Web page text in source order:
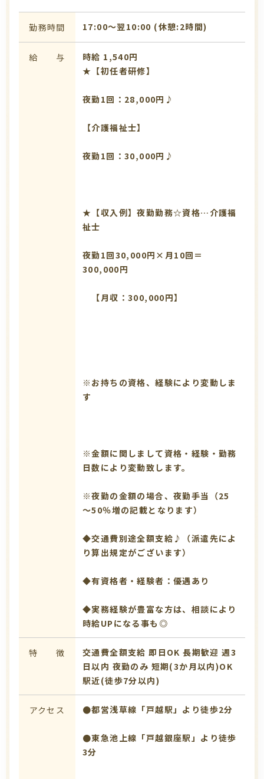
勤務時間 17:00〜翌10:00 (休憩:2時間)
給 与
時給 1,540円
★【初任者研修】
夜勤1回：28,000円♪
【介護福祉士】
夜勤1回：30,000円♪
★【収入例】夜勤勤務☆資格…介護福
祉士
夜勤1回30,000円×月10回＝
300,000円
【月収：300,000円】
※お持ちの資格、経験により変動しま
す
※金額に関しまして資格・経験・勤務
日数により変動致します。
※夜勤の金額の場合、夜勤手当（25
～50％増の記載となります）
◆交通費別途全額支給♪（派遣先によ
り算出規定がございます）
◆有資格者・経験者：優遇あり
◆実務経験が豊富な方は、相談により
時給UPになる事も◎
特 徴 交通費全額支給 即日OK 長期歓迎 週3
日以内 夜勤のみ 短期(3か月以内)OK
駅近(徒歩7分以内)
アクセス ●都営浅草線「戸越駅」より徒歩2分
●東急池上線「戸越銀座駅」より徒歩
3分